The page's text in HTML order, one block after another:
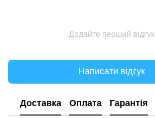
Додайте перший відгук
Написати відгук
Доставка Оплата Гарантія